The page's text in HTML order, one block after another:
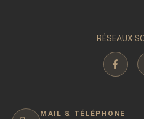
RÉSEAUX
MAIL & TÉLÉPHONE